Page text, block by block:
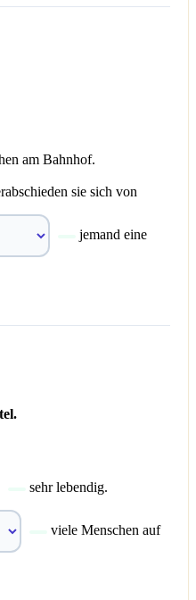
am Bahnhof.
sie sich von
jemand eine
sehr lebendig.
viele Menschen auf